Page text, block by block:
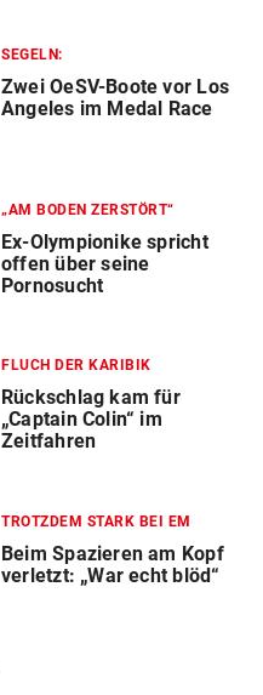
SEGELN:
Zwei OeSV-Boote vor Los
Angeles im Medal Race
„AM BODEN ZERSTÖRT“
Ex-Olympionike spricht
offen über seine
Pornosucht
FLUCH DER KARIBIK
Rückschlag kam für
„Captain Colin“ im
Zeitfahren
TROTZDEM STARK BEI EM
Beim Spazieren am Kopf
verletzt: „War echt blöd“